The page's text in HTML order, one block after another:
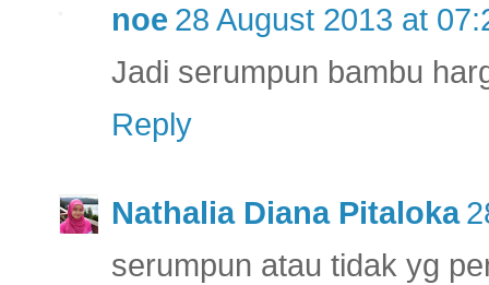
noe 28 August 2013 at
Jadi serumpun bambu
Reply
Nathalia Diana Pitaloka
serumpun atau tidak yg